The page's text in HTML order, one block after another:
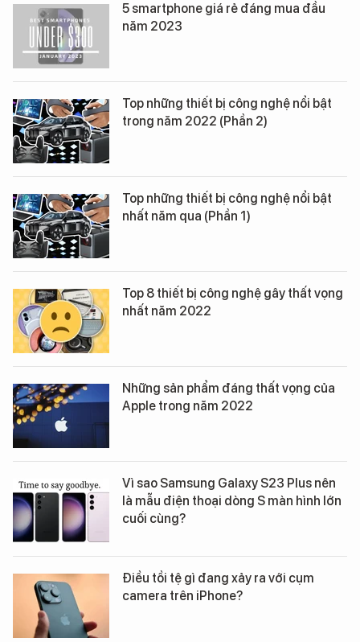
5 smartphone giá rẻ đáng mua đầu
năm 2023
Top những thiết bị công nghệ nổi bật
trong năm 2022 (Phần 2)
Top những thiết bị công nghệ nổi bật
nhất năm qua (Phần 1)
Top 8 thiết bị công nghệ gây thất vọng
nhất năm 2022
Những sản phẩm đáng thất vọng của
Apple trong năm 2022
Vì sao Samsung Galaxy S23 Plus nên
là mẫu điện thoại dòng S màn hình lớn
cuối cùng?
Điều tồi tệ gì đang xảy ra với cụm
camera trên iPhone?